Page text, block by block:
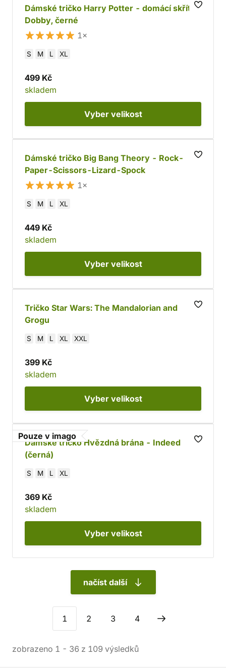
Dámské tričko Harry Potter - domácí skřítek
Dobby, černé
1×
S M L XL
499 Kč
skladem
Vyber velikost
Dámské tričko Big Bang Theory - Rock-
Paper-Scissors-Lizard-Spock
1×
S M L XL
449 Kč
skladem
Vyber velikost
Tričko Star Wars: The Mandalorian and
Grogu
S M L XL XXL
399 Kč
skladem
Vyber velikost
Pouze v imago
Dámské tričko Hvězdná brána - Indeed
(černá)
S M L XL
369 Kč
skladem
Vyber velikost
načíst další
1 2 3 4
zobrazeno 1 - 36 z 109 výsledků